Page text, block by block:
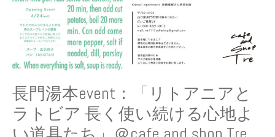
長門湯本event：「リトアニアと
ラトビア 長く使い続ける心地よ
と
ト
ア
長
く
使